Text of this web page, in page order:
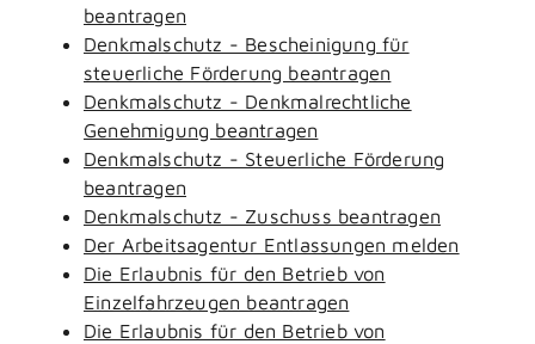
beantragen
Denkmalschutz - Bescheinigung für
steuerliche Förderung beantragen
Denkmalschutz - Denkmalrechtliche
Genehmigung beantragen
Denkmalschutz - Steuerliche Förderung
beantragen
Denkmalschutz - Zuschuss beantragen
Der Arbeitsagentur Entlassungen melden
Die Erlaubnis für den Betrieb von
Einzelfahrzeugen beantragen
Die Erlaubnis für den Betrieb von